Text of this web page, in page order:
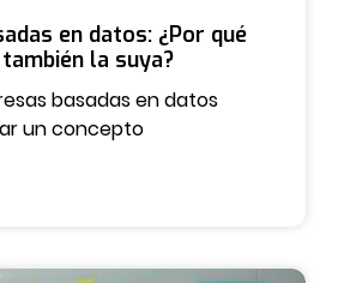
en datos: ¿Por qué
la suya?
basadas en datos
un concepto